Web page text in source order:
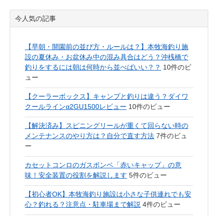
今人気の記事
【早朝・開園前の並び方・ルールは？】本牧海釣り施
設の夏休み・お盆休み中の混み具合はどう？沖桟橋で
釣りをするには朝は何時から並べばいい？？ 10件のビ
ュー
【クーラーボックス】キャンプと釣りは違う？ダイワ
クールラインα2GU1500レビュー 10件のビュー
【解決済み】スピニングリールが重くて回らない時の
メンテナンスのやり方は？自分で直す方法 7件のビュ
ー
カセットコンロのガスボンベ「赤いキャップ」の意
味！安全装置の役割を解説します 5件のビュー
【初心者OK】本牧海釣り施設は小さな子供連れでも安
心？釣れる？注意点・駐車場まで解説 4件のビュー